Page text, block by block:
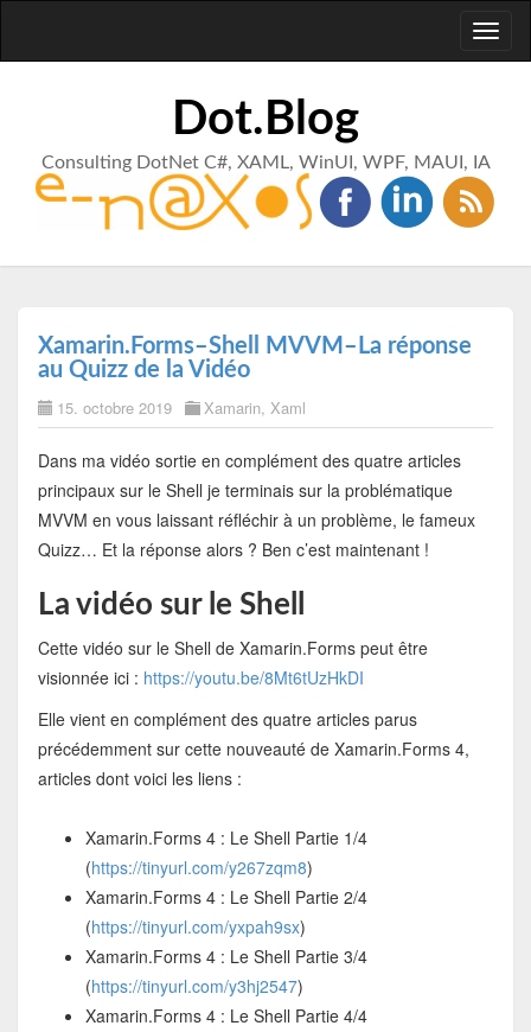
Dot.Blog
Consulting DotNet C#, XAML, WinUI, WPF, MAUI, IA
Xamarin.Forms–Shell MVVM–La réponse
au Quizz de la Vidéo
15. octobre 2019 Xamarin, Xaml
Dans ma vidéo sortie en complément des quatre articles
principaux sur le Shell je terminais sur la problématique
MVVM en vous laissant réfléchir à un problème, le fameux
Quizz… Et la réponse alors ? Ben c’est maintenant !
La vidéo sur le Shell
Cette vidéo sur le Shell de Xamarin.Forms peut être
visionnée ici : https://youtu.be/8Mt6tUzHkDI
Elle vient en complément des quatre articles parus
précédemment sur cette nouveauté de Xamarin.Forms 4,
articles dont voici les liens :
Xamarin.Forms 4 : Le Shell Partie 1/4
(https://tinyurl.com/y267zqm8)
Xamarin.Forms 4 : Le Shell Partie 2/4
(https://tinyurl.com/yxpah9sx)
Xamarin.Forms 4 : Le Shell Partie 3/4
(https://tinyurl.com/y3hj2547)
Xamarin.Forms 4 : Le Shell Partie 4/4